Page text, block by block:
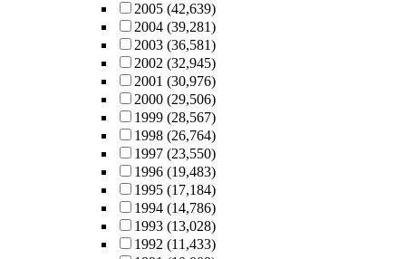
2005 (42,639)
2004 (39,281)
2003 (36,581)
2002 (32,945)
2001 (30,976)
2000 (29,506)
1999 (28,567)
1998 (26,764)
1997 (23,550)
1996 (19,483)
1995 (17,184)
1994 (14,786)
1993 (13,028)
1992 (11,433)